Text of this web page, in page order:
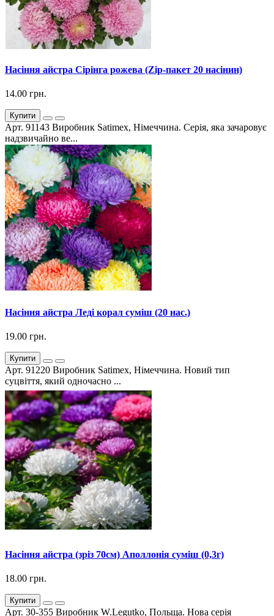
Насіння айстра Сірінга рожева (Zip-пакет 20 насінин)
14.00 грн.
Купити
Арт. 91143 Виробник Satimex, Німеччина. Серія, яка зачаровує
надзвичайно ве...
Насіння айстра Леді корал суміш (20 нас.)
19.00 грн.
Купити
Арт. 91220 Виробник Satimex, Німеччина. Новий тип
суцвіття, який одночасно ...
Насіння айстра (зріз 70см) Аполлонія суміш (0,3г)
18.00 грн.
Купити
Арт. 30-355 Виробник W.Legutko, Польща. Нова серія